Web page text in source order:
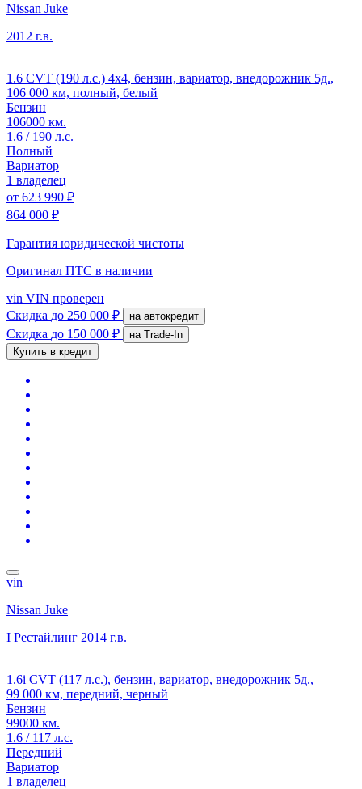
Nissan Juke
2012 г.в.
1.6 CVT (190 л.с.) 4x4, бензин, вариатор, внедорожник 5д.,
106 000 км, полный, белый
Бензин
106000 км.
1.6 / 190 л.с.
Полный
Вариатор
1 владелец
от 623 990 ₽
864 000 ₽
Гарантия юридической чистоты
Оригинал ПТС в наличии
vin VIN проверен
Скидка до 250 000 ₽ на автокредит
Скидка до 150 000 ₽
на Trade-In
Купить в кредит
vin
Nissan Juke
I Рестайлинг 2014 г.в.
1.6i CVT (117 л.с.), бензин, вариатор, внедорожник 5д.,
99 000 км, передний, черный
Бензин
99000 км.
1.6 / 117 л.с.
Передний
Вариатор
1 владелец